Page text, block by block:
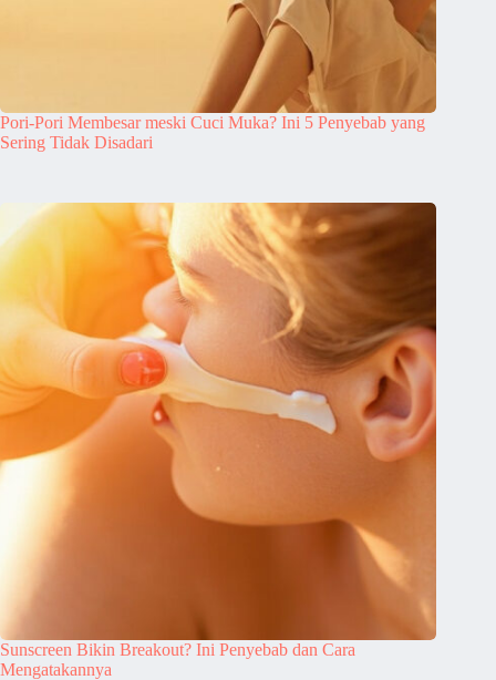
Pori-Pori Membesar meski Cuci Muka? Ini 5 Penyebab yang
Sering Tidak Disadari
Sunscreen Bikin Breakout? Ini Penyebab dan Cara
Mengatakannya